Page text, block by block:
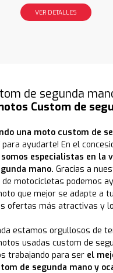
VER DETALLES
de segunda
Custom de
una moto custom de
para ayudarte! En el
somos especialistas en la
mano. Gracias a
de motocicletas podemos
que mejor se adapte a
ofertas más atractivas y
estamos orgullosos de
usadas custom de
trabajando para ser el
de segunda mano y